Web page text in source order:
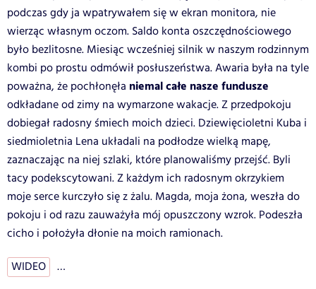
podczas gdy ja wpatrywałem się w ekran monitora, nie
wierząc własnym oczom. Saldo konta oszczędnościowego
było bezlitosne. Miesiąc wcześniej silnik w naszym rodzinnym
kombi po prostu odmówił posłuszeństwa. Awaria była na tyle
poważna, że pochłonęła niemal całe nasze fundusze
odkładane od zimy na wymarzone wakacje. Z przedpokoju
dobiegał radosny śmiech moich dzieci. Dziewięcioletni Kuba i
siedmioletnia Lena układali na podłodze wielką mapę,
zaznaczając na niej szlaki, które planowaliśmy przejść. Byli
tacy podekscytowani. Z każdym ich radosnym okrzykiem
moje serce kurczyło się z żalu. Magda, moja żona, weszła do
pokoju i od razu zauważyła mój opuszczony wzrok. Podeszła
cicho i położyła dłonie na moich ramionach.
WIDEO …